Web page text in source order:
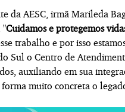
da AESC, irmã Marileda
"Cuidamos e protegemos
trabalho e por isso
Sul o Centro de
auxiliando em sua
muito concreta o